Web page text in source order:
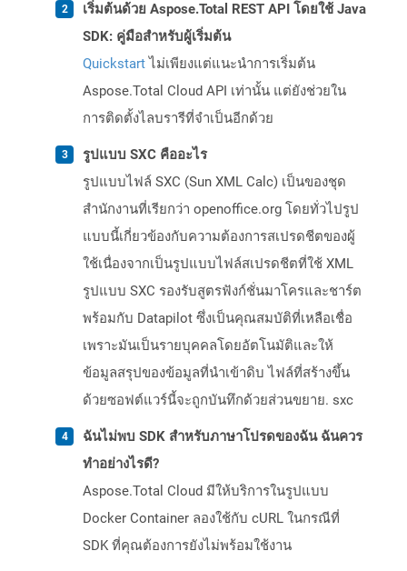
เริ่มต้นด้วย Aspose.Total REST API โดยใช้ Java
SDK: คู่มือสำหรับผู้เริ่มต้น
Quickstartไม่เพียงแต่แนะนำการเริ่มต้น
Aspose.Total Cloud API เท่านั้น แต่ยังช่วยใน
การติดตั้งไลบรารีที่จำเป็นอีกด้วย
รูปแบบ SXC คืออะไร
รูปแบบไฟล์ SXC (Sun XML Calc) เป็นของชุด
สำนักงานที่เรียกว่า openoffice.org โดยทั่วไปรูป
แบบนี้เกี่ยวข้องกับความต้องการสเปรดชีตของผู้
ใช้เนื่องจากเป็นรูปแบบไฟล์สเปรดชีตที่ใช้ XML
รูปแบบ SXC รองรับสูตรฟังก์ชั่นมาโครและชาร์ต
พร้อมกับ Datapilot ซึ่งเป็นคุณสมบัติที่เหลือเชื่อ
เพราะมันเป็นรายบุคคลโดยอัตโนมัติและให้
ข้อมูลสรุปของข้อมูลที่นำเข้าดิบ ไฟล์ที่สร้างขึ้น
ด้วยซอฟต์แวร์นี้จะถูกบันทึกด้วยส่วนขยาย. sxc
ฉันไม่พบ SDK สำหรับภาษาโปรดของฉัน ฉันควร
ทำอย่างไรดี?
Aspose.Total Cloud มีให้บริการในรูปแบบ
Docker Container ลองใช้กับ cURL ในกรณีที่
SDK ที่คุณต้องการยังไม่พร้อมใช้งาน